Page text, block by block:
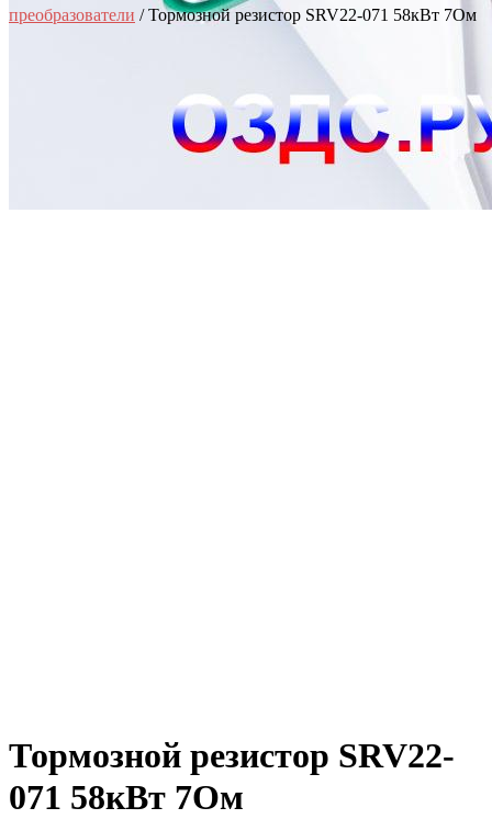
преобразователи / Тормозной резистор SRV22-071 58кВт 7Ом
Тормозной резистор SRV22-
071 58кВт 7Ом